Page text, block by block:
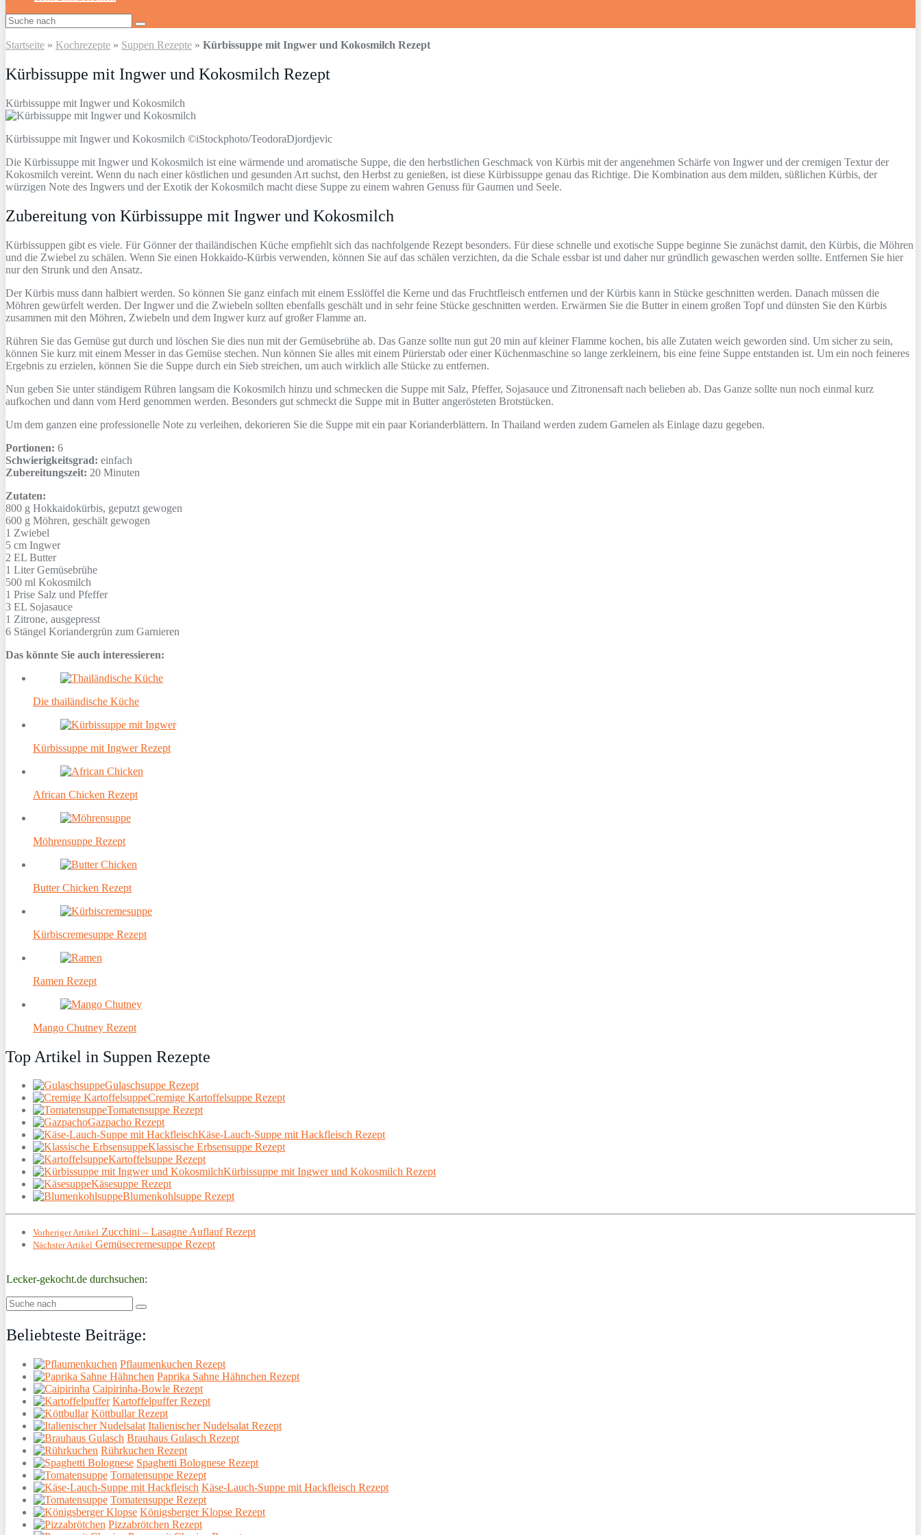
Startseite » Kochrezepte » Suppen Rezepte » Kürbissuppe mit Ingwer und Kokosmilch Rezept
Kürbissuppe mit Ingwer und Kokosmilch Rezept
Kürbissuppe mit Ingwer und Kokosmilch
Kürbissuppe mit Ingwer und Kokosmilch ©iStockphoto/TeodoraDjordjevic
Die Kürbissuppe mit Ingwer und Kokosmilch ist eine wärmende und aromatische Suppe, die den herbstlichen Geschmack von Kürbis mit der angenehmen Schärfe von Ingwer und der cremigen Textur der
Kokosmilch vereint. Wenn du nach einer köstlichen und gesunden Art suchst, den Herbst zu genießen, ist diese Kürbissuppe genau das Richtige. Die Kombination aus dem milden, süßlichen Kürbis, der
würzigen Note des Ingwers und der Exotik der Kokosmilch macht diese Suppe zu einem wahren Genuss für Gaumen und Seele.
Zubereitung von Kürbissuppe mit Ingwer und Kokosmilch
Kürbissuppen gibt es viele. Für Gönner der thailändischen Küche empfiehlt sich das nachfolgende Rezept besonders. Für diese schnelle und exotische Suppe beginne Sie zunächst damit, den Kürbis, die Möhren
und die Zwiebel zu schälen. Wenn Sie einen Hokkaido-Kürbis verwenden, können Sie auf das schälen verzichten, da die Schale essbar ist und daher nur gründlich gewaschen werden sollte. Entfernen Sie hier
nur den Strunk und den Ansatz.
Der Kürbis muss dann halbiert werden. So können Sie ganz einfach mit einem Esslöffel die Kerne und das Fruchtfleisch entfernen und der Kürbis kann in Stücke geschnitten werden. Danach müssen die
Möhren gewürfelt werden. Der Ingwer und die Zwiebeln sollten ebenfalls geschält und in sehr feine Stücke geschnitten werden. Erwärmen Sie die Butter in einem großen Topf und dünsten Sie den Kürbis
zusammen mit den Möhren, Zwiebeln und dem Ingwer kurz auf großer Flamme an.
Rühren Sie das Gemüse gut durch und löschen Sie dies nun mit der Gemüsebrühe ab. Das Ganze sollte nun gut 20 min auf kleiner Flamme kochen, bis alle Zutaten weich geworden sind. Um sicher zu sein,
können Sie kurz mit einem Messer in das Gemüse stechen. Nun können Sie alles mit einem Pürierstab oder einer Küchenmaschine so lange zerkleinern, bis eine feine Suppe entstanden ist. Um ein noch feineres
Ergebnis zu erzielen, können Sie die Suppe durch ein Sieb streichen, um auch wirklich alle Stücke zu entfernen.
Nun geben Sie unter ständigem Rühren langsam die Kokosmilch hinzu und schmecken die Suppe mit Salz, Pfeffer, Sojasauce und Zitronensaft nach belieben ab. Das Ganze sollte nun noch einmal kurz
aufkochen und dann vom Herd genommen werden. Besonders gut schmeckt die Suppe mit in Butter angerösteten Brotstücken.
Um dem ganzen eine professionelle Note zu verleihen, dekorieren Sie die Suppe mit ein paar Korianderblättern. In Thailand werden zudem Garnelen als Einlage dazu gegeben.
Portionen: 6
Schwierigkeitsgrad: einfach
Zubereitungszeit: 20 Minuten
Zutaten:
800 g Hokkaidokürbis, geputzt gewogen
600 g Möhren, geschält gewogen
1 Zwiebel
5 cm Ingwer
2 EL Butter
1 LiterGemüsebrühe
500 ml Kokosmilch
1 Prise Salz und Pfeffer
3 EL Sojasauce
1 Zitrone, ausgepresst
6 Stängel Koriandergrün zum Garnieren
Das könnte Sie auch interessieren:
Die thailändische Küche
Kürbissuppe mit Ingwer Rezept
African Chicken Rezept
Möhrensuppe Rezept
Butter Chicken Rezept
Kürbiscremesuppe Rezept
Ramen Rezept
Mango Chutney Rezept
Top Artikel in Suppen Rezepte
Gulaschsuppe Rezept
Cremige Kartoffelsuppe Rezept
Tomatensuppe Rezept
Gazpacho Rezept
Käse-Lauch-Suppe mit Hackfleisch Rezept
Klassische Erbsensuppe Rezept
Kartoffelsuppe Rezept
Kürbissuppe mit Ingwer und Kokosmilch Rezept
Käsesuppe Rezept
Blumenkohlsuppe Rezept
Vorheriger Artikel Zucchini – Lasagne Auflauf Rezept
Nächster Artikel Gemüsecremesuppe Rezept
Lecker-gekocht.de durchsuchen:
Beliebteste Beiträge:
Pflaumenkuchen Rezept
Paprika Sahne Hähnchen Rezept
Caipirinha-Bowle Rezept
Kartoffelpuffer Rezept
Köttbullar Rezept
Italienischer Nudelsalat Rezept
Brauhaus Gulasch Rezept
Rührkuchen Rezept
Spaghetti Bolognese Rezept
Tomatensuppe Rezept
Käse-Lauch-Suppe mit Hackfleisch Rezept
Tomatensuppe Rezept
Königsberger Klopse Rezept
Pizzabrötchen Rezept